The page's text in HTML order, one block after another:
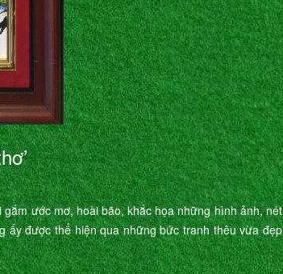
ước mơ, hoài bão, khắc họa những hình ảnh, nét
ấy được thể hiện qua những bức tranh thêu vừa đẹp